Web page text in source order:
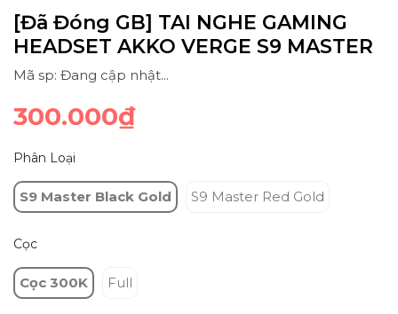
[Đã Đóng GB] TAI NGHE GAMING
HEADSET AKKO VERGE S9 MASTER
Mã sp: Đang cập nhật...
300.000₫
Phân Loại
S9 Master Black Gold S9 Master Red Gold
Cọc
Cọc 300K Full